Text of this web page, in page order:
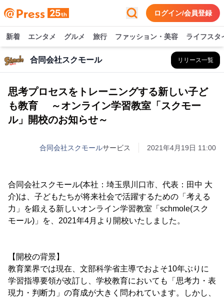
ログイン/会員登録
新着 エンタメ グルメ 旅行 ファッション・美容 ライフスタ
合同会社スクモール リリース一覧
思考プロセスをトレーニングする新しい子ど
も教育 ～オンライン学習教室「スクモー
ル」開校のお知らせ～
合同会社スクモールサービス 2021年4月19日 11:00
合同会社スクモール(本社：埼玉県川口市、代表：田中 大
介)は、子どもたちが将来社会で活躍するための「考える
力」を鍛える新しいオンライン学習教室「schmole(スク
モール)」を、2021年4月より開校いたしました。
【開校の背景】
教育業界では現在、文部科学省主導でおよそ10年ぶりに
学習指導要領が改訂し、学校教育においても「思考力・表
現力・判断力」の育成が大きく問われています。しかし、